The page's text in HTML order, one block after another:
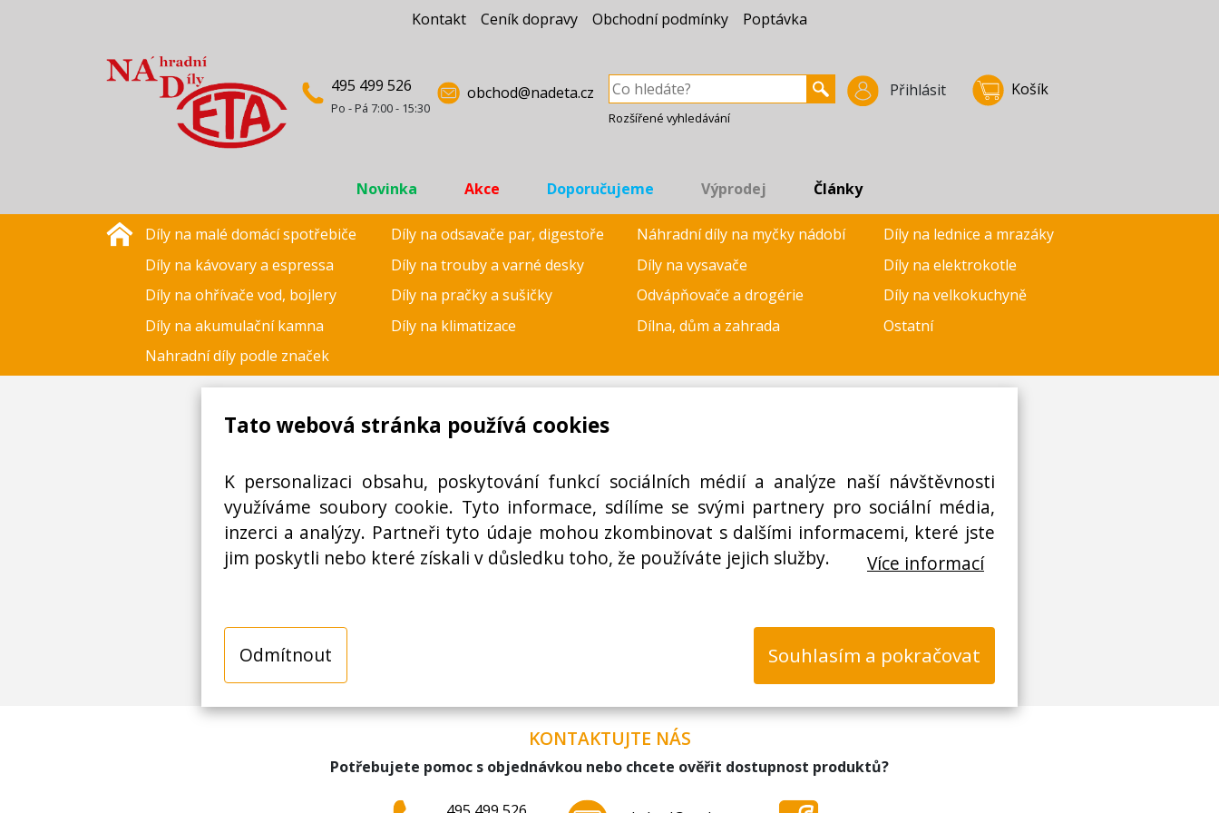
Tato webová stránka používá cookies
K personalizaci obsahu, poskytování funkcí sociálních médií a analýze naší návštěvnosti
využíváme soubory cookie. Tyto informace, sdílíme se svými partnery pro sociální média,
inzerci a analýzy. Partneři tyto údaje mohou zkombinovat s dalšími informacemi, které jste
jim poskytli nebo které získali v důsledku toho, že používáte jejich služby.
Více informací
Souhlasím a pokračovat
Odmítnout
Kontakt Ceník dopravy Obchodní podmínky Poptávka
495 499 526
Po - Pá 7:00 - 15:30
obchod@nadeta.cz Přihlásit Košík
Rozšířené vyhledávání
Novinka Akce Doporučujeme Výprodej Články
Díly na malé domácí spotřebiče Díly na odsavače par, digestoře Náhradní díly na myčky nádobí
Díly na lednice a mrazáky
Díly na kávovary a espressa
Díly na trouby a varné desky Díly na vysavače
Díly na elektrokotle
Díly na ohřívače vod, bojlery
Díly na pračky a sušičky Odvápňovače a drogérie
Díly na velkokuchyně
Díly na akumulační kamna
Díly na klimatizace Dílna, dům a zahrada
Ostatní
Nahradní díly podle značek
Zboží nenalezeno
KONTAKTUJTE NÁS
Potřebujete pomoc s objednávkou nebo chcete ověřit dostupnost produktů?